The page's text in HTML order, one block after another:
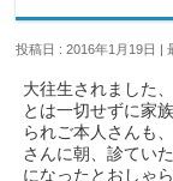
投稿日 : 2016年1月19日
大往生されました
とは一切せずに家
られご本人さんも
さんに朝、診てい
になったとおしゃ